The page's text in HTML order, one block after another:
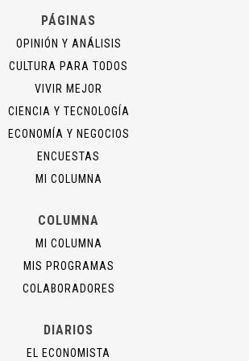
PÁGINAS
OPINIÓN Y ANÁLISIS
CULTURA PARA TODOS
VIVIR MEJOR
CIENCIA Y TECNOLOGÍA
ECONOMÍA Y NEGOCIOS
ENCUESTAS
MI COLUMNA
COLUMNA
MI COLUMNA
MIS PROGRAMAS
COLABORADORES
DIARIOS
EL ECONOMISTA